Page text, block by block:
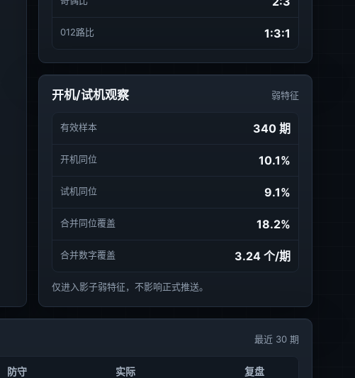
012路比 1:3:1
开机/试机观察 弱特征
有效样本 340 期
开机同位 10.1%
试机同位 9.1%
合并同位覆盖 18.2%
合并数字覆盖 3.24 个/期
仅进入影子弱特征，不影响正式推送。
最近 30 期
防守 实际 复盘